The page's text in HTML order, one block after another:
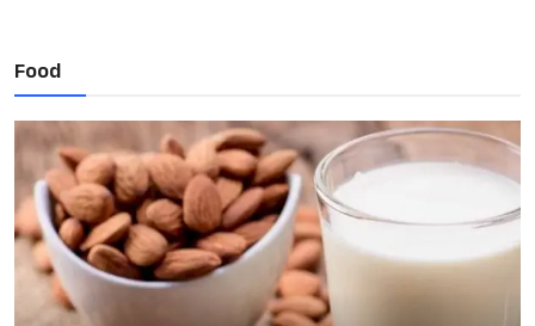
Food